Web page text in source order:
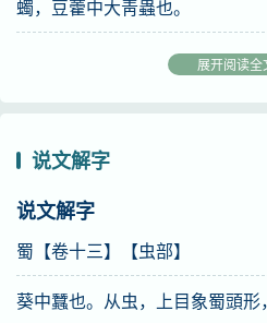
蠋，豆藿中大靑蟲也。
人名。《戰國策》顏獨，《春
同。
又 《集韻》朱欲切，音燭。蝝蠋。
又 《詩》蜎蜎者蠋，《唐韻》
蜀。《詩詁》蜀本从虫，又加
展开阅读
说文解字
说文解字
蜀【卷十三】【虫部】
葵中蠶也。从虫，上目象蜀頭形